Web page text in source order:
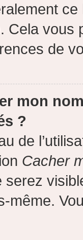
ce
Cela vous
de
mon
?
de
Cacher
serez
même.